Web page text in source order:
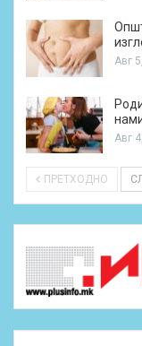
Авг
Авг
ПРЕТХОДНО